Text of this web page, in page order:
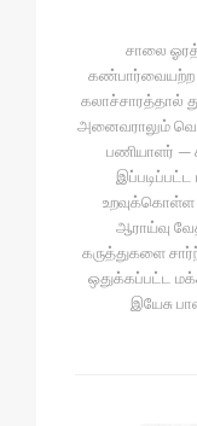
சாலை
கண்பார்வையற்ற
கலாச்சாரத்தால்
அனைவராலும்
பணியாளர் —
உறவுக்கொள்ள
ஆராய்வு
கருத்துகளை
ஒதுக்கப்பட்ட
இயேசு